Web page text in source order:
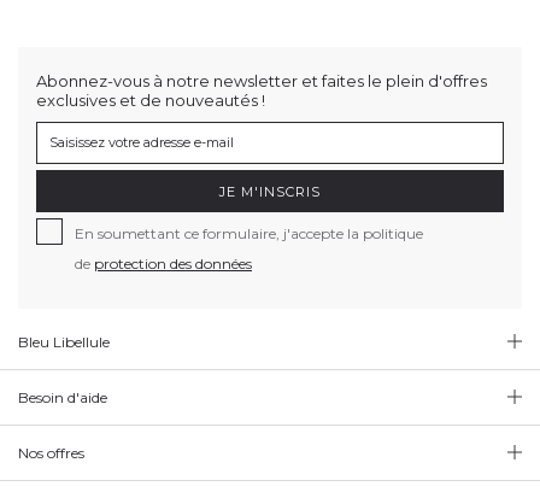
Abonnez-vous à notre newsletter et faites le plein d'offres
exclusives et de nouveautés !
JE M'INSCRIS
En soumettant ce formulaire, j'accepte la politique
de protection des données
Bleu Libellule
Besoin d'aide
Nos offres